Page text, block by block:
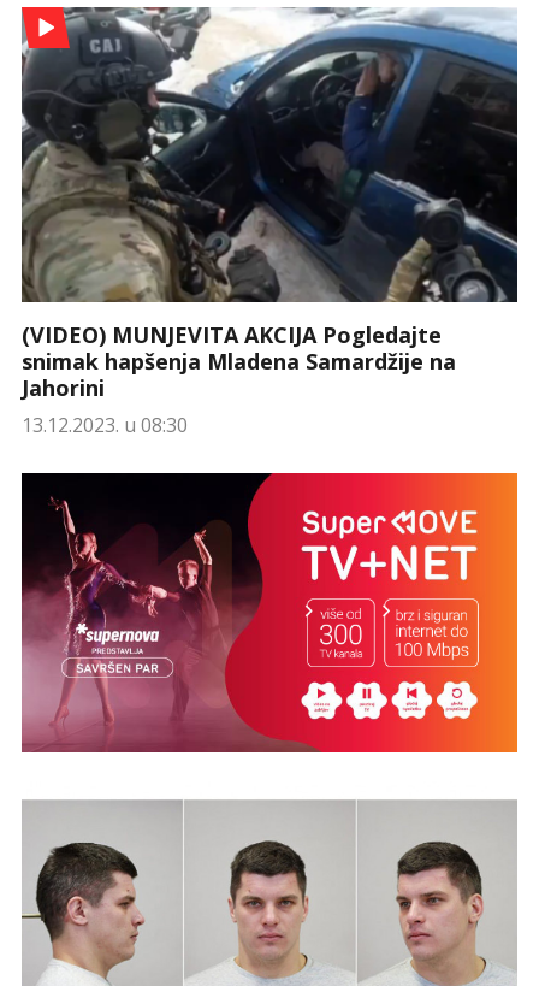
(VIDEO) MUNJEVITA AKCIJA Pogledajte
snimak hapšenja Mladena Samardžije na
Jahorini
13.12.2023. u 08:30